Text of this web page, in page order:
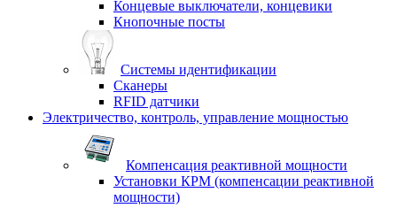
Концевые выключатели, концевики
Кнопочные посты
Системы идентификации
Сканеры
RFID датчики
Электричество, контроль, управление мощностью
Компенсация реактивной мощности
Установки КРМ (компенсации реактивной
мощности)